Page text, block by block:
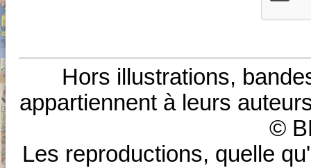
Hors illustrations,
appartiennent à leurs
©
Les reproductions, quelle